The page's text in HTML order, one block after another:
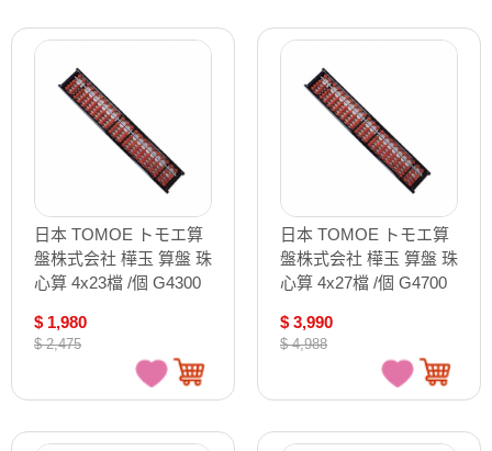
日本 TOMOE トモエ算
盤株式会社 樺玉 算盤 珠
心算 4x23檔 /個 G4300
$ 1,980
$ 2,475
日本 TOMOE トモエ算
盤株式会社 樺玉 算盤 珠
心算 4x27檔 /個 G4700
$ 3,990
$ 4,988